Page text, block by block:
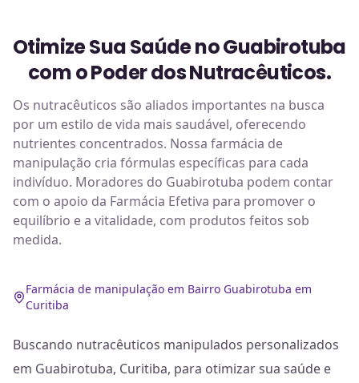
Otimize Sua Saúde no Guabirotuba
com o Poder dos Nutracêuticos.
Os nutracêuticos são aliados importantes na busca
por um estilo de vida mais saudável, oferecendo
nutrientes concentrados. Nossa farmácia de
manipulação cria fórmulas específicas para cada
indivíduo. Moradores do Guabirotuba podem contar
com o apoio da Farmácia Efetiva para promover o
equilíbrio e a vitalidade, com produtos feitos sob
medida.
Farmácia de manipulação em Bairro Guabirotuba em
Curitiba
Buscando nutracêuticos manipulados personalizados
em Guabirotuba, Curitiba, para otimizar sua saúde e